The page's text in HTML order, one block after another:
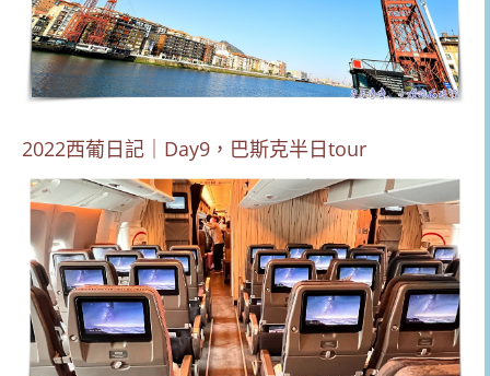
2022西葡日記｜Day9，巴斯克半日tour